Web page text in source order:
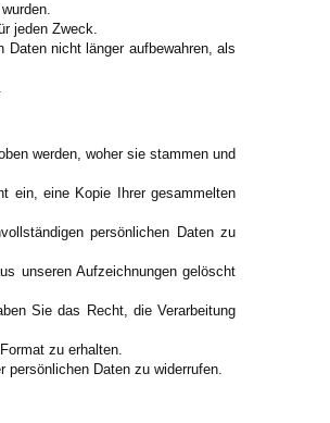
jeden Zweck.
Daten nicht länger aufbewahren, als
werden, woher sie stammen und
ein, eine Kopie Ihrer gesammelten
persönlichen Daten zu
unseren Aufzeichnungen gelöscht
Sie das Recht, die Verarbeitung
zu erhalten.
persönlichen Daten zu widerrufen.